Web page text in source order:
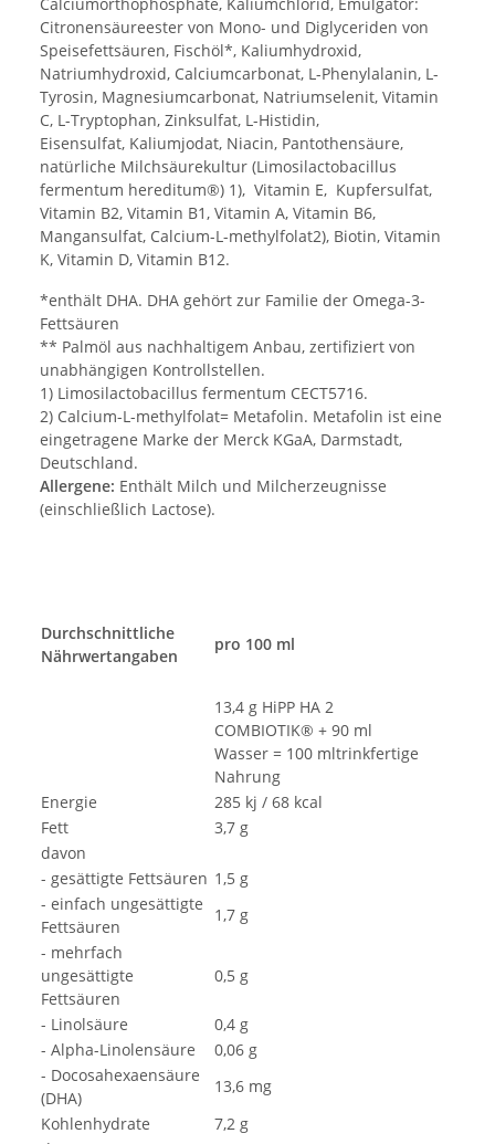
Citronensäureester von Mono- und Diglyceriden von
Speisefettsäuren, Fischöl*, Kaliumhydroxid,
Natriumhydroxid, Calciumcarbonat, L-Phenylalanin, L-
Tyrosin, Magnesiumcarbonat, Natriumselenit, Vitamin
C, L-Tryptophan, Zinksulfat, L-Histidin,
Eisensulfat, Kaliumjodat, Niacin, Pantothensäure,
natürliche Milchsäurekultur (Limosilactobacillus
fermentum hereditum®) 1), Vitamin E, Kupfersulfat,
Vitamin B2, Vitamin B1, Vitamin A, Vitamin B6,
Mangansulfat, Calcium-L-methylfolat2), Biotin, Vitamin
K, Vitamin D, Vitamin B12.
*enthält DHA. DHA gehört zur Familie der Omega-3-
Fettsäuren
** Palmöl aus nachhaltigem Anbau, zertifiziert von
unabhängigen Kontrollstellen.
1) Limosilactobacillus fermentum CECT5716.
2) Calcium-L-methylfolat= Metafolin. Metafolin ist eine
eingetragene Marke der Merck KGaA, Darmstadt,
Deutschland.
Allergene: Enthält Milch und Milcherzeugnisse
(einschließlich Lactose).
Durchschnittliche
Nährwertangaben
pro 100 ml
13,4 g HiPP HA 2
COMBIOTIK® + 90 ml
Wasser = 100 mltrinkfertige
Nahrung
Energie
285 kj / 68 kcal
Fett
3,7 g
davon
- gesättigte Fettsäuren 1,5 g
- einfach ungesättigte
Fettsäuren
1,7 g
- mehrfach
ungesättigte
Fettsäuren
0,5 g
- Linolsäure
0,4 g
- Alpha-Linolensäure
0,06 g
- Docosahexaensäure
(DHA)
13,6 mg
Kohlenhydrate
7,2 g